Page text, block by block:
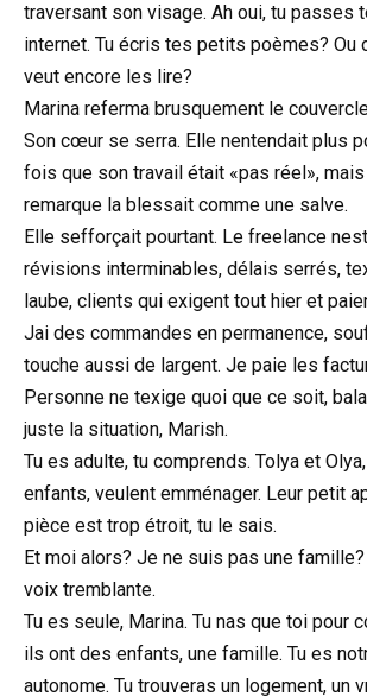
traversant son visage. Ah oui, tu passes
internet. Tu écris tes petits poèmes? Ou
veut encore les lire?
Marina referma brusquement le
Son cœur se serra. Elle nentendait plus
fois que son travail était «pas réel»,
remarque la blessait comme une salve.
Elle sefforçait pourtant. Le freelance
révisions interminables, délais serrés,
laube, clients qui exigent tout hier et
Jai des commandes en permanence,
touche aussi de largent. Je paie les
Personne ne texige quoi que ce soit,
juste la situation, Marish.
Tu es adulte, tu comprends. Tolya et
enfants, veulent emménager. Leur petit
pièce est trop étroit, tu le sais.
Et moi alors? Je ne suis pas une
voix tremblante.
Tu es seule, Marina. Tu nas que toi pour
ils ont des enfants, une famille. Tu es
autonome. Tu trouveras un logement, un